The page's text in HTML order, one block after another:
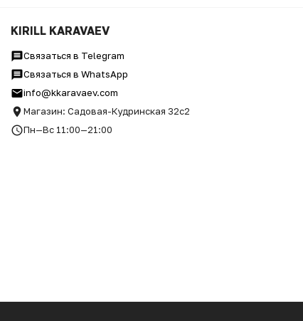
KIRILL KARAVAEV
Связаться в Telegram
Связаться в WhatsApp
info@kkaravaev.com
Магазин: Садовая-Кудринская 32с2
Пн—Вс 11:00—21:00